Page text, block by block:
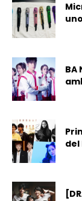
BA
del